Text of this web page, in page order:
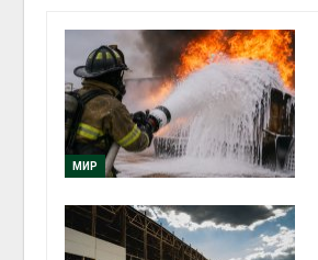
МИР